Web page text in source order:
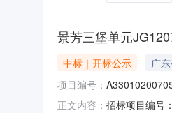
景芳三堡单元
中标｜开标公示
广
项目编号：
正文内容： 招标项目编号